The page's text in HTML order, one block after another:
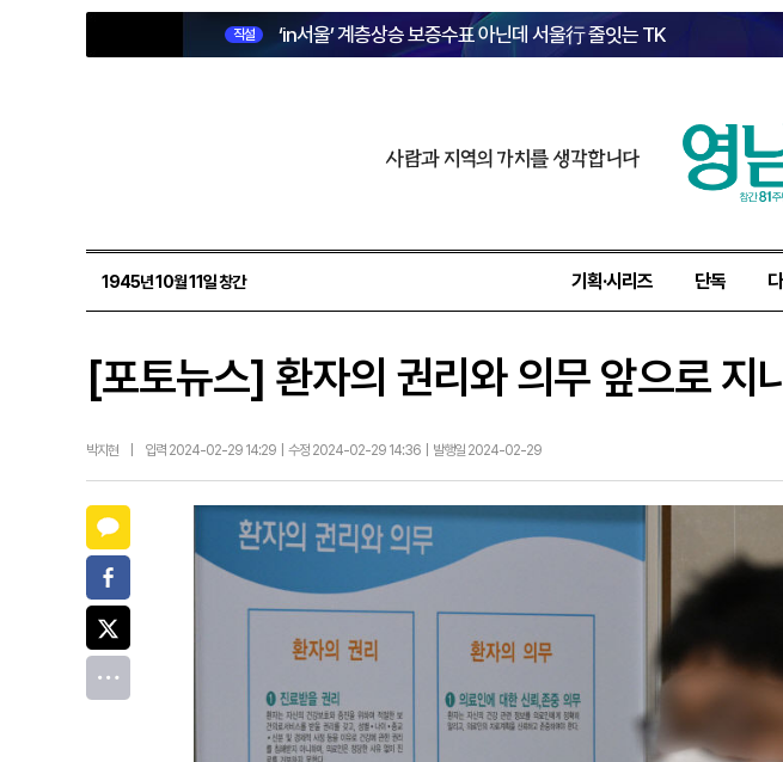
직설 ‘in서울’ 계층상승 보증수표 아닌데 서울行 줄잇는 TK
사람과 지역의 가치를 생각합니다
1945년 10월 11일 창간 기획·시리즈 단독
[포토뉴스] 환자의 권리와 의무 앞으로 지
박지현 입력 2024-02-29 14:29 | 수정 2024-02-29 14:36 | 발행일 2024-02-29